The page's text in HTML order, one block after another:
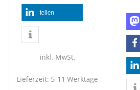
teilen
inkl. MwSt.
Lieferzeit: 5-11 Werktage